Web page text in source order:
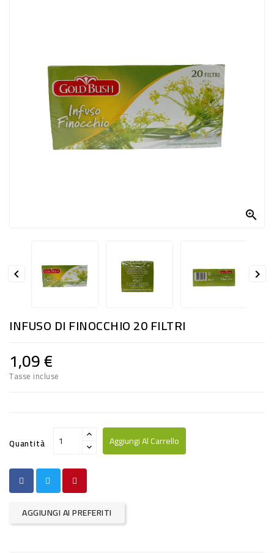
CONDIRE
DOLCIARIO
PRODOTTI
INFANZIA
PASTA,
E
FARINA
DIETETICO
ALIMENTI
CURA
CASA

 
INFUSO DI FINOCCHIO 20 FILTRI
1,09 €
Tasse incluse
Quantità Aggiungi Al Carrello
AGGIUNGI AI PREFERITI